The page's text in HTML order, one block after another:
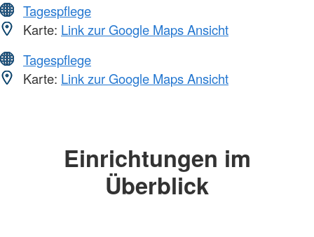
Tagespflege
Karte: Link zur Google Maps Ansicht
Tagespflege
Karte: Link zur Google Maps Ansicht
Einrichtungen im
Überblick